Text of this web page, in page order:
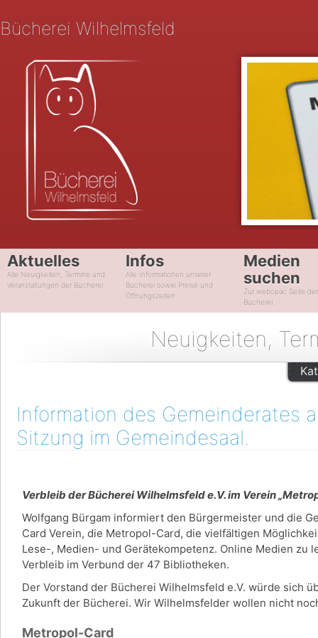
Bücherei Wilhelmsfeld
Aktuelles
Alle Neuigkeiten, Termine und
Veranstaltungen der Bücherei
Infos
Alle Informationen unserer
Bücherei sowie Preise und
Öffnungszeiten
Medien
suchen
Zur webopac Seite der
Bücherei.
Neuigkeiten,
Information des Gemeinderates
Sitzung im Gemeindesaal.
Verbleib der Bücherei Wilhelmsfeld e.V. im Verein
Wolfgang Bürgam informiert den Bürgermeister und die
Card Verein, die Metropol-Card, die vielfältigen
Lese-, Medien- und Gerätekompetenz. Online Medien
Verbleib im Verbund der 47 Bibliotheken.
Der Vorstand der Bücherei Wilhelmsfeld e.V. würde sich
Zukunft der Bücherei. Wir Wilhelmsfelder wollen nicht
Metropol-Card